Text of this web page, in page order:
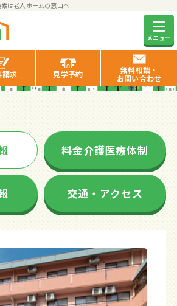
は老人ホームの窓口へ
メニュー
請求 見学予約
無料相談・
お問い合わせ
ホーム・青葉田奈
料金介護医療体制
交通・アクセス